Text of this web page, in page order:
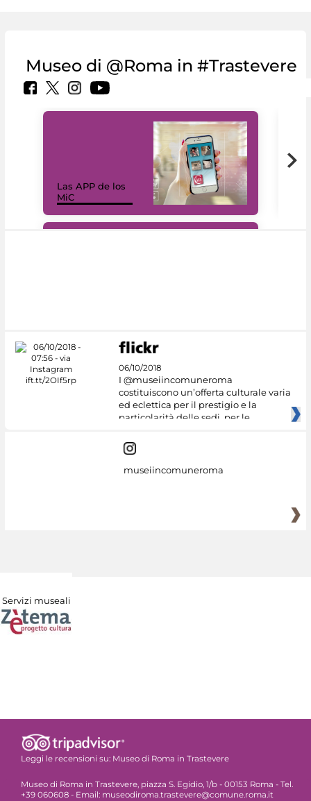
Museo di @Roma in #Trastevere
Las APP de los
MiC
06/10/2018
I @museiincomuneroma
costituiscono un’offerta culturale varia
ed eclettica per il prestigio e la
particolarità delle sedi, per le
museiincomuneroma
Servizi museali
Leggi le recensioni su: Museo di Roma in Trastevere
Museo di Roma in Trastevere, piazza S. Egidio, 1/b - 00153 Roma - Tel.
+39 060608 - Email: museodiroma.trastevere@comune.roma.it